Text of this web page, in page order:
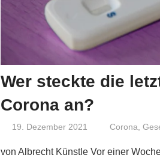
Wer steckte die
Corona an?
19. Dezember 2021 Niki Vogt
Corona
von Albrecht Künstle Vor einer